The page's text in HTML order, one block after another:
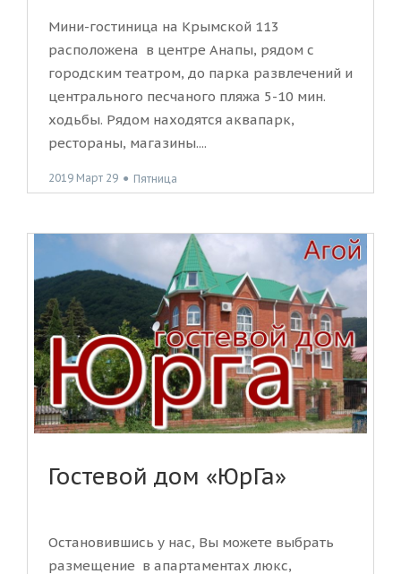
Мини-гостиница на Крымской 113
расположена в центре Анапы, рядом с
городским театром, до парка развлечений и
центрального песчаного пляжа 5-10 мин.
ходьбы. Рядом находятся аквапарк,
рестораны, магазины....
2019 Март 29 ● Пятница
Гостевой дом «ЮрГа»
Остановившись у нас, Вы можете выбрать
размещение в апартаментах люкс,